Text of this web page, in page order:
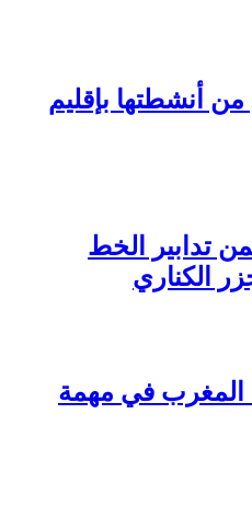
أنشطتها بإقليم
تدابير الخط
الكناري
المغرب في مهمة